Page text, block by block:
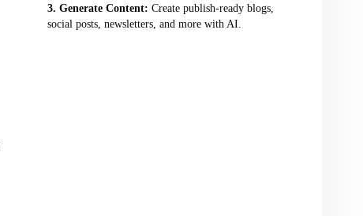
Generate Content: Create publish-ready blogs,
social posts, newsletters, and more with AI.